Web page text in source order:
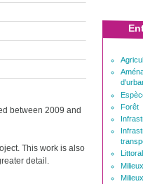
between 2009 and
This work is also
detail.
Forêt